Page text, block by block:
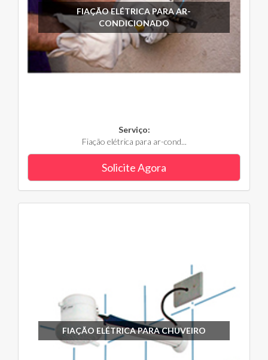
FIAÇÃO ELÉTRICA PARA AR-
CONDICIONADO
Serviço:
Fiação elétrica para ar-cond...
Solicite Agora
FIAÇÃO ELÉTRICA PARA CHUVEIRO